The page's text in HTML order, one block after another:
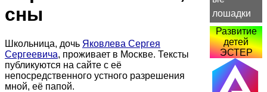
лошадки
Развитие
детей
ЭСТЕР
сны
Школьница, дочь Яковлева Сергея
Сергеевича, проживает в Москве. Тексты
публикуются на сайте с её
непосредственного устного разрешения
мной, её папой.